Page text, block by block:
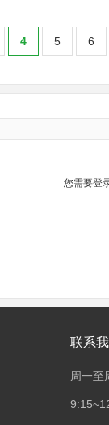
4 5 6
您需要登
联系
周一至